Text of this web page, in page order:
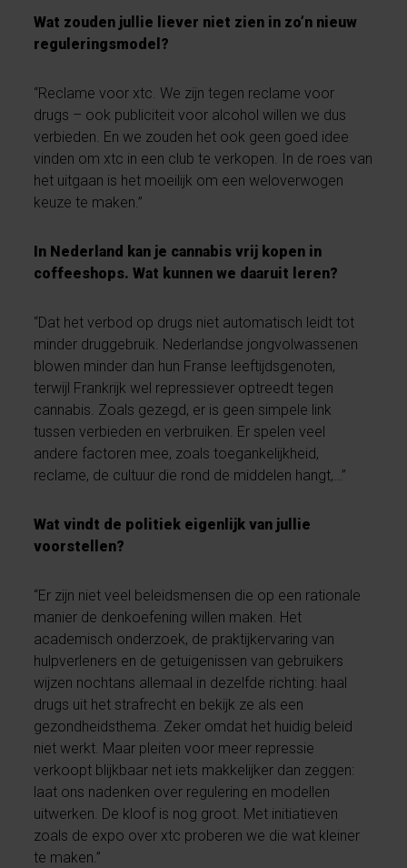
Wat zouden jullie liever niet zien in zo’n nieuw
reguleringsmodel?
“Reclame voor xtc. We zijn tegen reclame voor
drugs – ook publiciteit voor alcohol willen we dus
verbieden. En we zouden het ook geen goed idee
vinden om xtc in een club te verkopen. In de roes van
het uitgaan is het moeilijk om een weloverwogen
keuze te maken.”
In Nederland kan je cannabis vrij kopen in
coffeeshops. Wat kunnen we daaruit leren?
“Dat het verbod op drugs niet automatisch leidt tot
minder druggebruik. Nederlandse jongvolwassenen
blowen minder dan hun Franse leeftijdsgenoten,
terwijl Frankrijk wel repressiever optreedt tegen
cannabis. Zoals gezegd, er is geen simpele link
tussen verbieden en verbruiken. Er spelen veel
andere factoren mee, zoals toegankelijkheid,
reclame, de cultuur die rond de middelen hangt,…”
Wat vindt de politiek eigenlijk van jullie
voorstellen?
“Er zijn niet veel beleidsmensen die op een rationale
manier de denkoefening willen maken. Het
academisch onderzoek, de praktijkervaring van
hulpverleners en de getuigenissen van gebruikers
wijzen nochtans allemaal in dezelfde richting: haal
drugs uit het strafrecht en bekijk ze als een
gezondheidsthema. Zeker omdat het huidig beleid
niet werkt. Maar pleiten voor meer repressie
verkoopt blijkbaar net iets makkelijker dan zeggen:
laat ons nadenken over regulering en modellen
uitwerken. De kloof is nog groot. Met initiatieven
zoals de expo over xtc proberen we die wat kleiner
te maken.”